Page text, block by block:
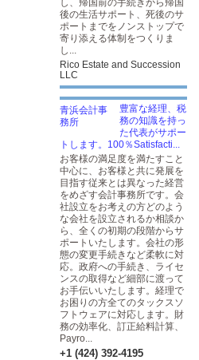
し、帰国前の手続きから帰国
後の生活サポート、死後のサ
ポートまでをノンストップで
寄り添える体制をつくりま
し...
Rico Estate and Succession
LLC
豊富な経理、税
務の知識を持っ
た代表がサポー
トします。100％Satisfacti...
お客様の満足度を満たすこと
中心に、お客様と共に発展を
目指す従来とは異なった経営
をめざす会計事務所です。会
社設立をお考えの方どのよう
な会社を設立されるか相談か
ら、全くの初期の段階からサ
ポートいたします。会社の形
態の変更手続きなど柔軟に対
応。政府への手続き、ライセ
ンスの取得など細部に渡って
お手伝いいたします。経理で
お困りの方全てのタックスソ
フトウェアに対応します。財
務の効率化、訂正給料計算、
Payro...
+1 (424) 392-4195